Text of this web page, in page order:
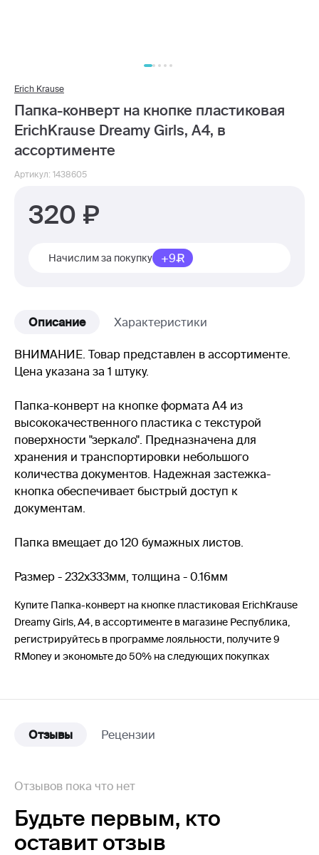
Erich Krause
Папка-конверт на кнопке пластиковая
ErichKrause Dreamy Girls, A4, в
ассортименте
Артикул: 1438605
320
Начислим за покупку +9
Описание Характеристики
ВНИМАНИЕ. Товар представлен в ассортименте.
Цена указана за 1 штуку.
Папка-конверт на кнопке формата А4 из
высококачественного пластика с текстурой
поверхности "зеркало". Предназначена для
хранения и транспортировки небольшого
количества документов. Надежная застежка-
кнопка обеспечивает быстрый доступ к
документам.
Папка вмещает до 120 бумажных листов.
Размер - 232х333мм, толщина - 0.16мм
Купите Папка-конверт на кнопке пластиковая ErichKrause
Dreamy Girls, A4, в ассортименте в магазине Республика,
регистрируйтесь в программе лояльности, получите 9
RMoney и экономьте до 50% на следующих покупках
Отзывы Рецензии
Отзывов пока что нет
Будьте первым, кто
оставит отзыв